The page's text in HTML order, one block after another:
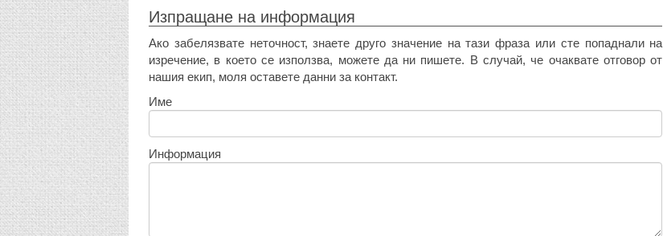
Изпращане на информация
Ако забелязвате неточност, знаете друго значение на тази фраза или сте попаднали на
изречение, в което се използва, можете да ни пишете. В случай, че очаквате отговор от
нашия екип, моля оставете данни за контакт.
Име
Информация